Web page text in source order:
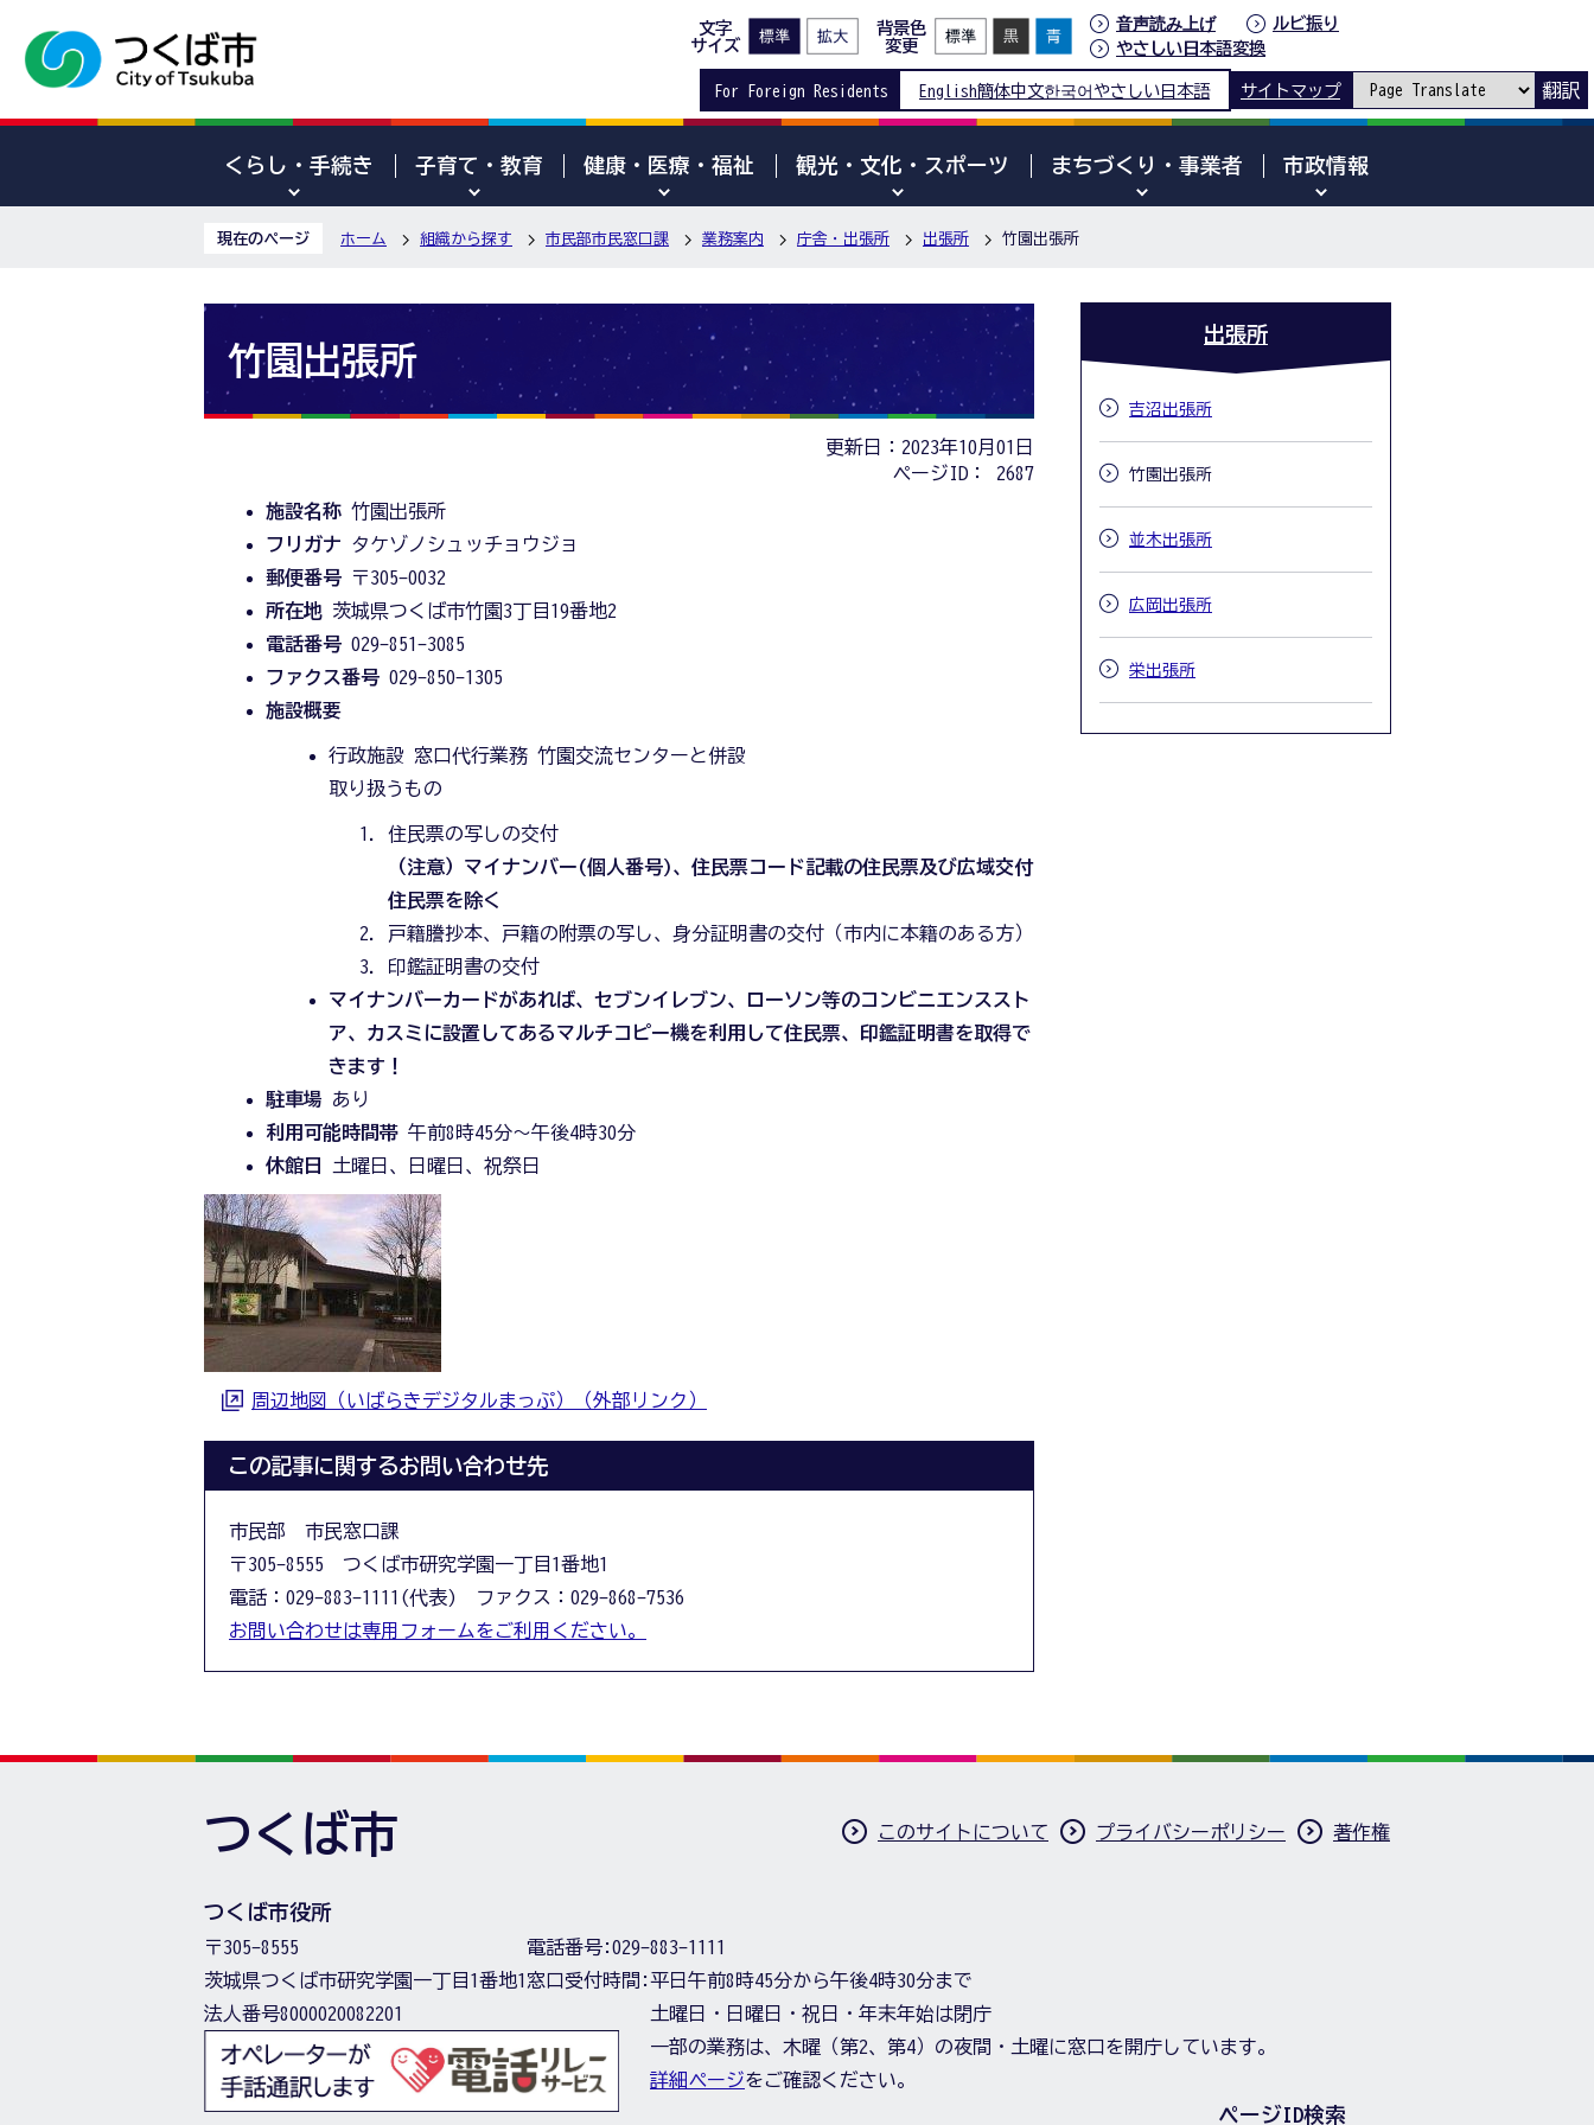
文字
サイズ
背景色
変更
音声読み上げ
ルビ振り
やさしい日本語変換
For Foreign Residents English簡体中文한국어 やさしい日本語 サイトマップ 翻訳
くらし・手続き 子育て・教育 健康・医療・福祉 観光・文化・スポーツ まちづくり・事業者 市政情報
現在のページ ホーム 組織から探す 市民部市民窓口課 業務案内 庁舎・出張所 出張所 竹園出張所
竹園出張所
更新日：2023年10月01日
ページID：
2687
施設名称 竹園出張所
フリガナ タケゾノシュッチョウジョ
郵便番号 〒305-0032
所在地 茨城県つくば市竹園3丁目19番地2
電話番号 029-851-3085
ファクス番号 029-850-1305
施設概要
行政施設 窓口代行業務 竹園交流センターと併設
取り扱うもの
住民票の写しの交付
（注意）マイナンバー(個人番号)、住民票コード記載の住民票及び広域交付
住民票を除く
戸籍謄抄本、戸籍の附票の写し、身分証明書の交付（市内に本籍のある方）
印鑑証明書の交付
マイナンバーカードがあれば、セブンイレブン、ローソン等のコンビニエンススト
ア、カスミに設置してあるマルチコピー機を利用して住民票、印鑑証明書を取得で
きます！
駐車場 あり
利用可能時間帯 午前8時45分～午後4時30分
休館日
土曜日、日曜日、祝祭日
周辺地図（いばらきデジタルまっぷ）（外部リンク）
この記事に関するお問い合わせ先
市民部 市民窓口課
〒305-8555 つくば市研究学園一丁目1番地1
電話：029-883-1111(代表) ファクス：029-868-7536
お問い合わせは専用フォームをご利用ください。
出張所
吉沼出張所
竹園出張所
並木出張所
広岡出張所
栄出張所
つくば市 このサイトについて プライバシーポリシー 著作権
つくば市役所
〒305-8555
茨城県つくば市研究学園一丁目1番地1
法人番号8000020082201
電話番号:029-883-1111
窓口受付時間:平日午前8時45分から午後4時30分まで
土曜日・日曜日・祝日・年末年始は閉庁
一部の業務は、木曜（第2、第4）の夜間・土曜に窓口を開庁しています。
詳細ページをご確認ください。
ページID検索